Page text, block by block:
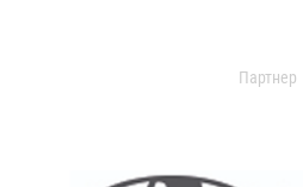
Партнер